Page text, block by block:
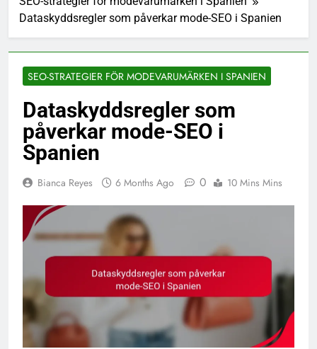
Dataskyddsregler som påverkar mode-SEO i Spanien
SEO-STRATEGIER FÖR MODEVARUMÄRKEN I SPANIEN
Dataskyddsregler som
påverkar mode-SEO i
Spanien
Bianca Reyes 6 Months Ago 0 10 Mins Mins